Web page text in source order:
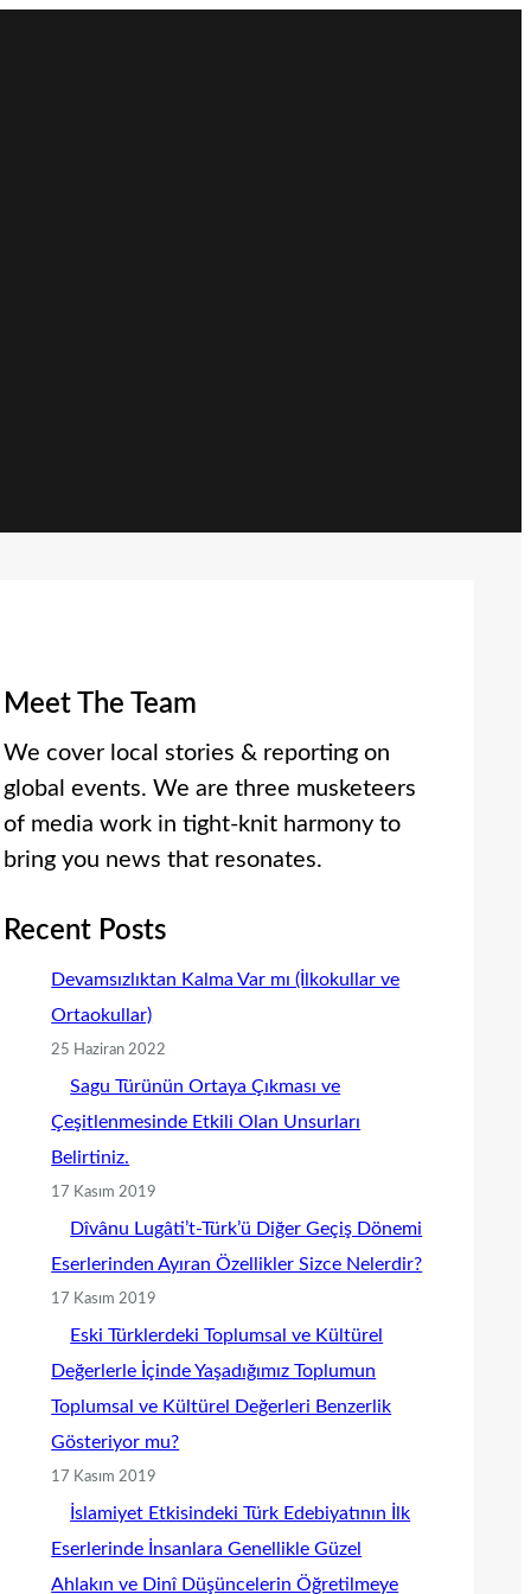
Meet The Team
We cover local stories & reporting on
global events. We are three musketeers
of media work in tight-knit harmony to
bring you news that resonates.
Recent Posts
Devamsızlıktan Kalma Var mı (İlkokullar ve
Ortaokullar)
25 Haziran 2022
Sagu Türünün Ortaya Çıkması ve
Çeşitlenmesinde Etkili Olan Unsurları
Belirtiniz.
17 Kasım 2019
Dîvânu Lugâti’t-Türk’ü Diğer Geçiş Dönemi
Eserlerinden Ayıran Özellikler Sizce Nelerdir?
17 Kasım 2019
Eski Türklerdeki Toplumsal ve Kültürel
Değerlerle İçinde Yaşadığımız Toplumun
Toplumsal ve Kültürel Değerleri Benzerlik
Gösteriyor mu?
17 Kasım 2019
İslamiyet Etkisindeki Türk Edebiyatının İlk
Eserlerinde İnsanlara Genellikle Güzel
Ahlakın ve Dinî Düşüncelerin Öğretilmeye